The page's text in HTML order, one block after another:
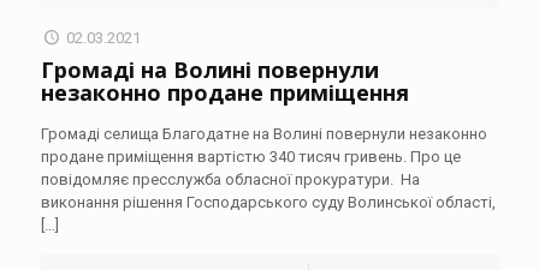
02.03.2021
Громаді на Волині повернули
незаконно продане приміщення
Громаді селища Благодатне на Волині повернули незаконно
продане приміщення вартістю 340 тисяч гривень. Про це
повідомляє пресслужба обласної прокуратури. На
виконання рішення Господарського суду Волинської області,
[…]